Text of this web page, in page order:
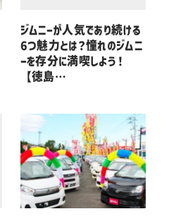
ジムニーが人気であり続ける
6つ魅力とは？憧れのジムニ
ーを存分に満喫しよう！
【徳島…